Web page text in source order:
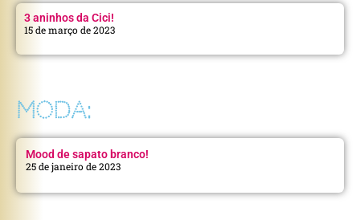
3 aninhos da Cici!
15 de março de 2023
MODA:
Mood de sapato branco!
25 de janeiro de 2023